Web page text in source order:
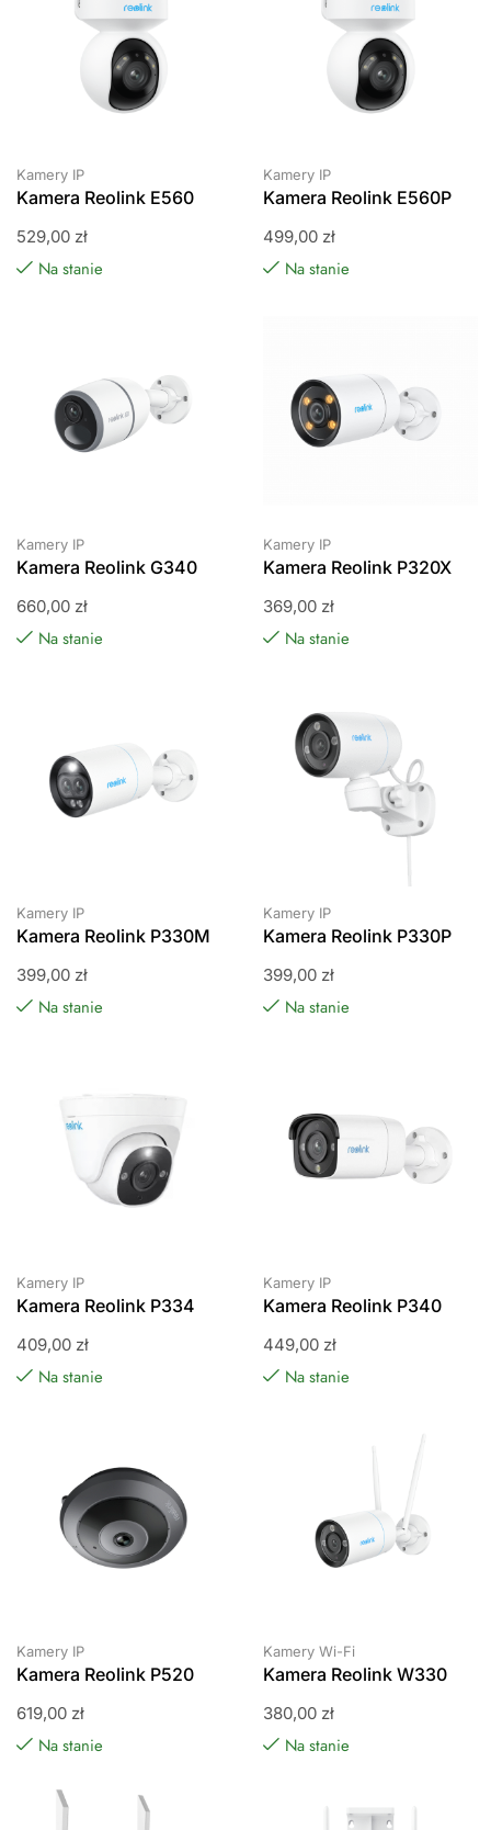
Kamery IP
Kamera Reolink E560
529,00 zł
Na stanie
Kamery IP
Kamera Reolink E560P
499,00 zł
Na stanie
Kamery IP
Kamera Reolink G340
660,00 zł
Na stanie
Kamery IP
Kamera Reolink P320X
369,00 zł
Na stanie
Kamery IP
Kamera Reolink P330M
399,00 zł
Na stanie
Kamery IP
Kamera Reolink P330P
399,00 zł
Na stanie
Kamery IP
Kamera Reolink P334
409,00 zł
Na stanie
Kamery IP
Kamera Reolink P340
449,00 zł
Na stanie
Kamery IP
Kamera Reolink P520
619,00 zł
Na stanie
Kamery Wi-Fi
Kamera Reolink W330
380,00 zł
Na stanie